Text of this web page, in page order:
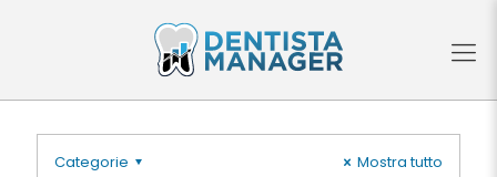
Categorie Mostra tutto